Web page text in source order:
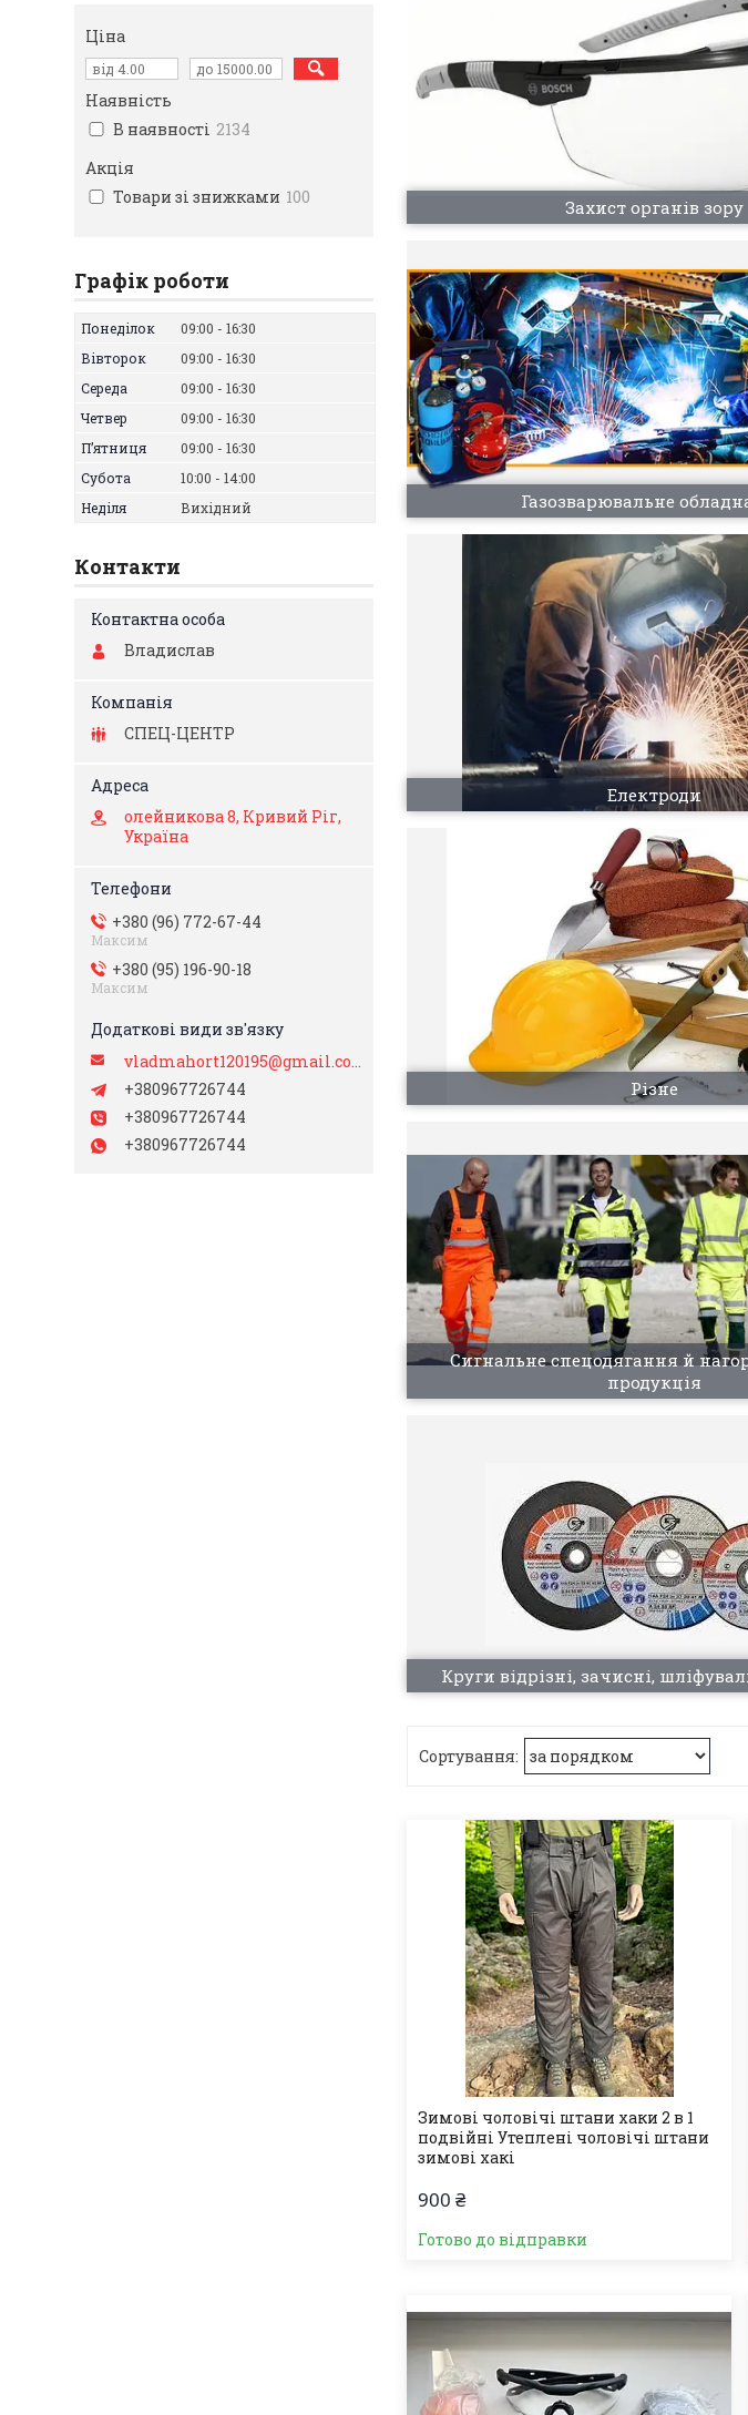
Захист органів зору
Газозварювальне
Електроди
Різне
Сигнальне спецодягання й
продукція
Круги відрізні, зачисні,
Зимові чоловічі штани хаки 2 в 1
подвійні Утеплені чоловічі штани
зимові хакі
900 ₴
Готово до відправки
Ціна
Наявність
В наявності 2134
Акція
Товари зі знижками 100
Графік роботи
Понеділок 09:00
16:30
Вівторок
09:00
16:30
Середа
09:00
16:30
Четвер
09:00
16:30
Пʼятниця
09:00
16:30
Субота
10:00
14:00
Неділя
Вихідний
Контакти
Владислав
СПЕЦ-ЦЕНТР
олейникова 8, Кривий Ріг,
Україна
+380 (96) 772-67-44
Максим
+380 (95) 196-90-18
Максим
vladmahort120195@gmail.com
+380967726744
+380967726744
+380967726744